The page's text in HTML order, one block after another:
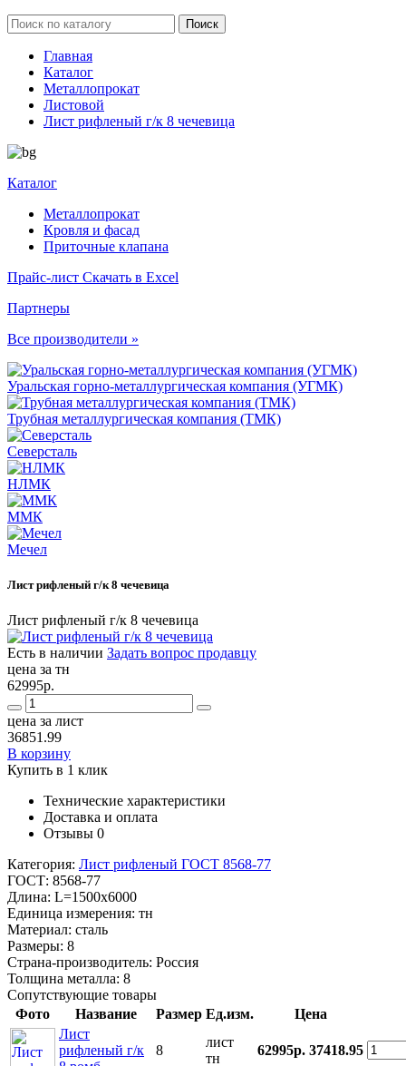
Главная
Каталог
Металлопрокат
Листовой
Лист рифленый г/к 8 чечевица
Каталог
Металлопрокат
Кровля и фасад
Приточные клапана
Прайс-лист Скачать в Excel
Партнеры
Все производители »
Уральская горно-металлургическая компания (УГМК)
Трубная металлургическая компания (ТМК)
Северсталь
НЛМК
ММК
Мечел
Лист рифленый г/к 8 чечевица
Лист рифленый г/к 8 чечевица
Есть в наличии Задать вопрос продавцу
цена за тн
62995р.
цена за лист
36851.99
В корзину
Купить в 1 клик
Технические характеристики
Доставка и оплата
Отзывы 0
Категория: Лист рифленый ГОСТ 8568-77
ГОСТ: 8568-77
Длина: L=1500x6000
Единица измерения: тн
Материал: сталь
Размеры: 8
Страна-производитель: Россия
Толщина металла: 8
Сопутствующие товары
Фото
Название Размер Ед.изм.
Цена
Лист
рифленый г/к
8
лист
тн
62995р. 37418.95